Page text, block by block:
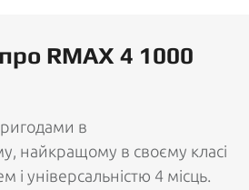
RMAX 4 1000
в
найкращому в своєму класі
і універсальністю 4 місць.